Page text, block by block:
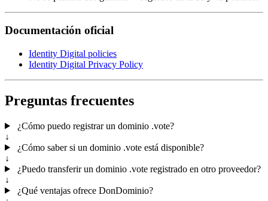
Documentación oficial
Identity Digital policies
Identity Digital Privacy Policy
Preguntas frecuentes
¿Cómo puedo registrar un dominio .vote?
↓
¿Cómo saber si un dominio .vote está disponible?
↓
¿Puedo transferir un dominio .vote registrado en otro proveedor?
↓
¿Qué ventajas ofrece DonDominio?